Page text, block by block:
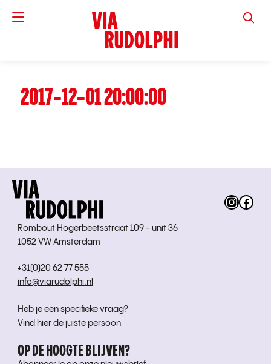
VIA
2017-12-01 20:00:00
Rombout Hogerbeetsstraat 109 - unit 36
1052 VW Amsterdam
+31(0)20 62 77 555
info@viarudolphi.nl
Heb je een specifieke vraag?
Vind hier de juiste persoon
OP DE HOOGTE BLIJVEN?